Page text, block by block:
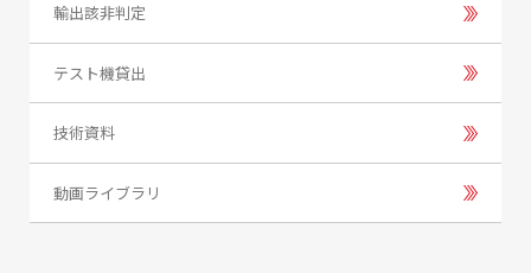
輸出該非判定
テスト機貸出
技術資料
動画ライブラリ